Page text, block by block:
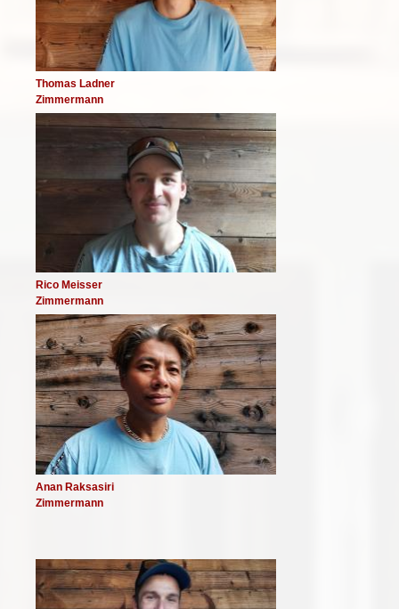
Thomas Ladner
Zimmermann
Rico Meisser
Zimmermann
Image
Anan Raksasiri
Zimmermann
Image